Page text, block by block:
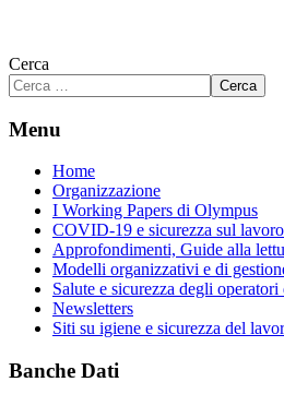
Cerca
Cerca
Menu
Home
Organizzazione
I Working Papers di Olympus
COVID-19 e sicurezza sul lavoro
Approfondimenti, Guide alla
Modelli organizzativi e di
Salute e sicurezza degli operatori
Newsletters
Siti su igiene e sicurezza del
Banche Dati